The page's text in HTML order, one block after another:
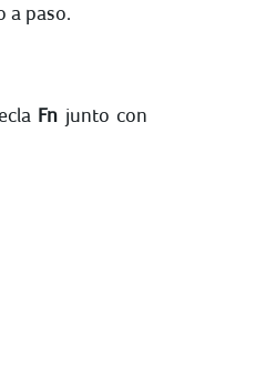
a paso.
Fn junto con